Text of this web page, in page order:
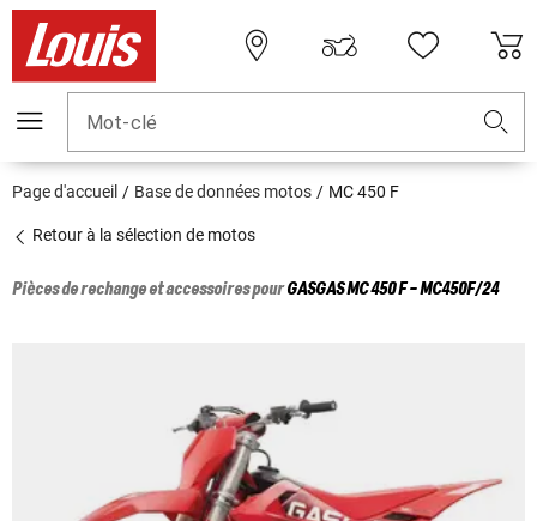
Mot-clé
Page d'accueil Base de données motos MC 450 F
Retour à la sélection de motos
Pièces de rechange et accessoires pourGASGASMC 450 F - MC450F/24